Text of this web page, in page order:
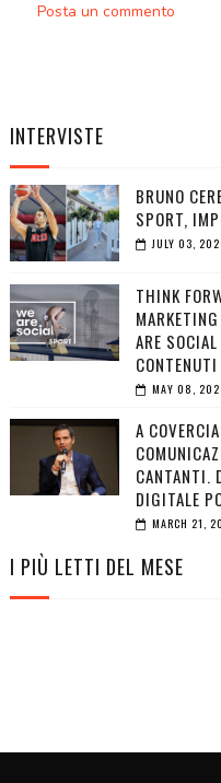
Posta un commento
INTERVISTE
BRUNO
SPORT,
JULY 03,
THINK
ARE
MAY 08,
A
CANTANTI.
DIGITALE
MARCH 21,
I PIÙ LETTI DEL MESE